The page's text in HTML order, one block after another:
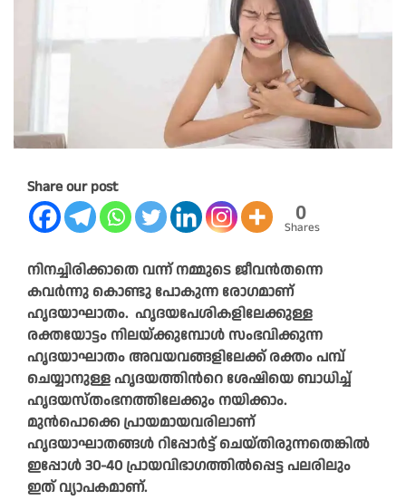
Share our post
0
Shares
നിനച്ചിരിക്കാതെ വന്ന് നമ്മുടെ ജീവന്‍തന്നെ
കവര്‍ന്നു കൊണ്ടു പോകുന്ന രോഗമാണ്
ഹൃദയാഘാതം. ഹൃദയപേശികളിലേക്കുള്ള
രക്തയോട്ടം നിലയ്ക്കുമ്പോൾ സംഭവിക്കുന്ന
ഹൃദയാഘാതം അവയവങ്ങളിലേക്ക് രക്തം പമ്പ്
ചെയ്യാനുള്ള ഹൃദയത്തിന്‍റെ ശേഷിയെ ബാധിച്ച്
ഹൃദയസ്തംഭനത്തിലേക്കും നയിക്കാം.
മുന്‍പൊക്കെ പ്രായമായവരിലാണ്
ഹൃദയാഘാതങ്ങള്‍ റിപ്പോര്‍ട്ട് ചെയ്തിരുന്നതെങ്കില്‍
ഇപ്പോള്‍ 30-40 പ്രായവിഭാഗത്തില്‍പ്പെട്ട പലരിലും
ഇത് വ്യാപകമാണ്.